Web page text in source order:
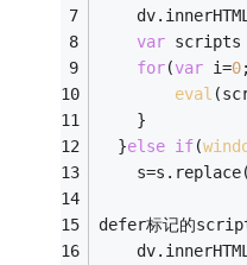
var scripts
for(var i=0
eval
    }
  }
else if(
    s=s.replace(
defer标记的